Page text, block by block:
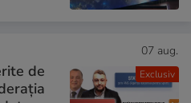
Exclusiv
07 aug.
de